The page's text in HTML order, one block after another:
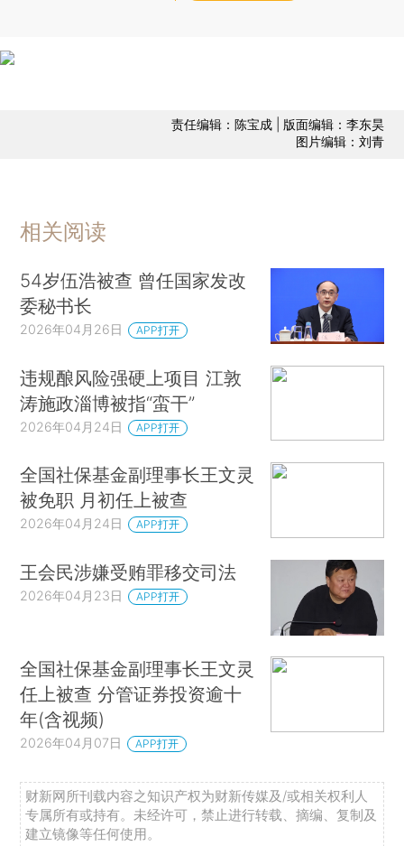
责任编辑：陈宝成 | 版面编辑：李东昊
图片编辑：刘青
相关阅读
54岁伍浩被查 曾任国家发改
委秘书长
2026年04月26日 APP打开
违规酿风险强硬上项目 江敦
涛施政淄博被指“蛮干”
2026年04月24日 APP打开
全国社保基金副理事长王文灵
被免职 月初任上被查
2026年04月24日 APP打开
王会民涉嫌受贿罪移交司法
2026年04月23日 APP打开
全国社保基金副理事长王文灵
任上被查 分管证券投资逾十
年(含视频)
2026年04月07日 APP打开
财新网所刊载内容之知识产权为财新传媒及/或相关权利人
专属所有或持有。未经许可，禁止进行转载、摘编、复制及
建立镜像等任何使用。